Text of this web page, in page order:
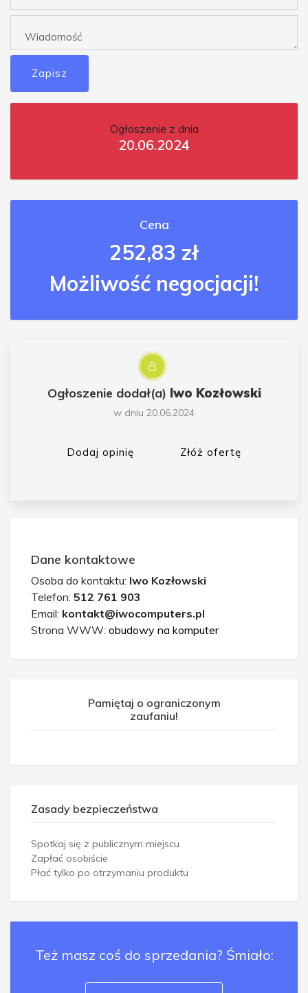
Zapisz
Ogłoszenie z dnia
20.06.2024
Cena
252,83 zł
Możliwość negocjacji!
Ogłoszenie dodał(a) Iwo Kozłowski
w dniu 20.06.2024
Dodaj opinię Złóż ofertę
Dane kontaktowe
Osoba do kontaktu: Iwo Kozłowski
Telefon: 512 761 903
Email: kontakt@iwocomputers.pl
Strona WWW: obudowy na komputer
Pamiętaj o ograniczonym
zaufaniu!
Zasady bezpieczeństwa
Spotkaj się z publicznym miejscu
Zapłać osobiście
Płać tylko po otrzymaniu produktu
Też masz coś do sprzedania? Śmiało: